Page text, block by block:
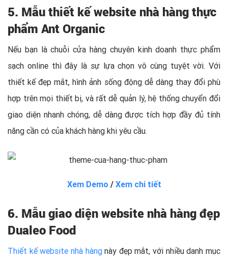
5. Mẫu thiết kế website nhà hàng thực
phẩm Ant Organic
Nếu bạn là chuỗi cửa hàng chuyên kinh doanh thực phẩm
sạch online thì đây là sự lựa chọn vô cùng tuyệt vời. Với
thiết kế đẹp mắt, hình ảnh sống động dễ dàng thay đổi phù
hợp trên mọi thiết bị, và rất dễ quản lý, hệ thống chuyển đổi
giao diện nhanh chóng, dễ dàng được tích hợp đầy đủ tính
năng cần có của khách hàng khi yêu cầu.
Xem Demo / Xem chi tiết
6. Mẫu giao diện website nhà hàng đẹp
Dualeo Food
Thiết kế website nhà hàngnày đẹp mắt, với nhiều danh mục